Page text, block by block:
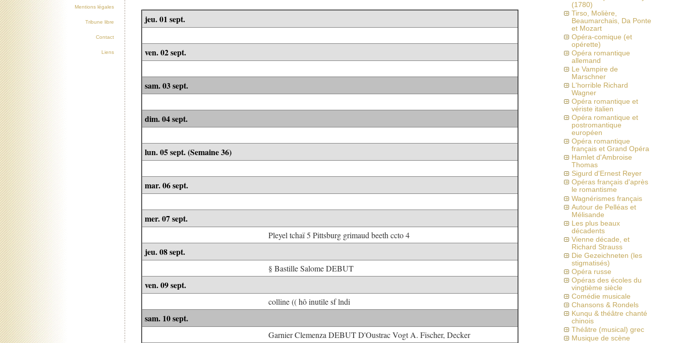
jeu. 01 sept.
ven. 02 sept.
sam. 03 sept.
dim. 04 sept.
lun. 05 sept. (Semaine 36)
mar. 06 sept.
mer. 07 sept.
Pleyel tchaï 5 Pittsburg grimaud beeth ccto 4
jeu. 08 sept.
§ Bastille Salome DEBUT
ven. 09 sept.
colline (( hô inutile sf lndi
sam. 10 sept.
Garnier Clemenza DEBUT D'Oustrac Vogt A. Fischer, Decker
Mentions légales
Tribune libre
Contact
Liens
(1780)
Tirso, Molière,
Beaumarchais, Da Ponte
et Mozart
Opéra-comique (et
opérette)
Opéra romantique
allemand
Le Vampire de
Marschner
L'horrible Richard
Wagner
Opéra romantique et
vériste italien
Opéra romantique et
postromantique
européen
Opéra romantique
français et Grand Opéra
Hamlet d'Ambroise
Thomas
Sigurd d'Ernest Reyer
Opéras français d'après
le romantisme
Wagnérismes français
Autour de Pelléas et
Mélisande
Les plus beaux
décadents
Vienne décade, et
Richard Strauss
Die Gezeichneten (les
stigmatisés)
Opéra russe
Opéras des écoles du
vingtième siècle
Comédie musicale
Chansons & Rondels
Kunqu & théâtre chanté
chinois
Théâtre (musical) grec
Musique de scène